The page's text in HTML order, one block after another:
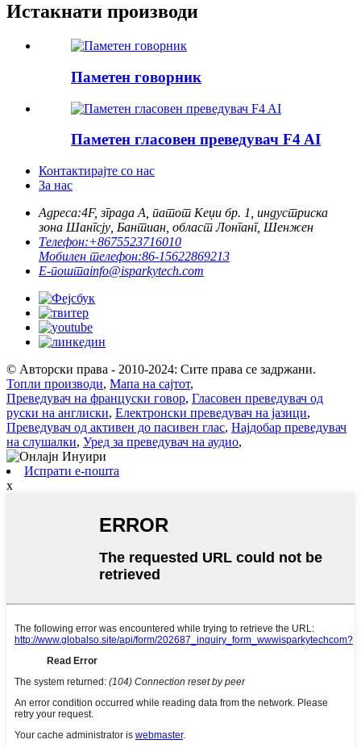
Истакнати производи
Паметен говорник
Паметен гласовен преведувач F4 AI
Контактирајте со нас
За нас
Адреса:4F, зграда А, патот Кеџи бр. 1, индустриска
зона Шангсју, Бантиан, област Лонганг, Шенжен
Телефон:+8675523716010
Мобилен телефон:86-15622869213
Е-поштаinfo@isparkytech.com
© Авторски права - 2010-2024: Сите права се задржани.
Топли производи, Мапа на сајтот,
Преведувач на француски говор, Гласовен преведувач од
руски на англиски, Електронски преведувач на јазици,
Преведувач од активен до пасивен глас, Најдобар преведувач
на слушалки, Уред за преведувач на аудио,
Испрати е-пошта
x